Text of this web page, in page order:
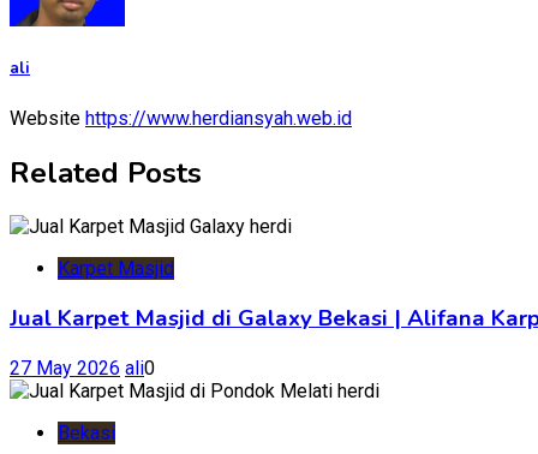
ali
Website https://www.herdiansyah.web.id
Related Posts
Karpet Masjid
Jual Karpet Masjid di Galaxy Bekasi | Alifana
27 May 2026 ali0
Bekasi